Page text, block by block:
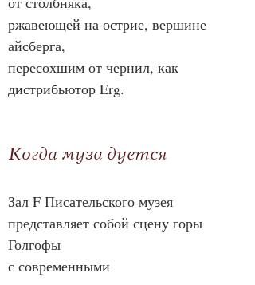
ржавеющей на острие, вершине
айсберга,
пересохшим от чернил, как
дистрибьютор Erg.
Когда муза дуется
Зал F Писательского музея
представляет собой сцену горы
Голгофы
с современными